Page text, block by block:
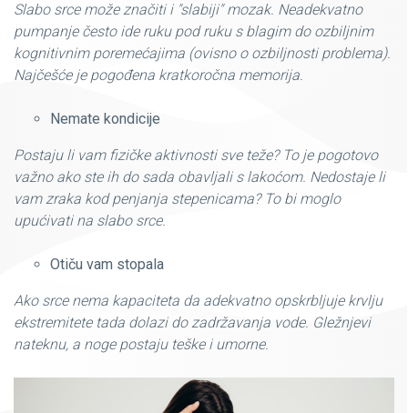
Slabo srce može značiti i "slabiji" mozak. Neadekvatno
pumpanje često ide ruku pod ruku s blagim do ozbiljnim
kognitivnim poremećajima (ovisno o ozbiljnosti problema).
Najčešće je pogođena kratkoročna memorija.
Nemate kondicije
Postaju li vam fizičke aktivnosti sve teže? To je pogotovo
važno ako ste ih do sada obavljali s lakoćom. Nedostaje li
vam zraka kod penjanja stepenicama? To bi moglo
upućivati na slabo srce.
Otiču vam stopala
Ako srce nema kapaciteta da adekvatno opskrbljuje krvlju
ekstremitete tada dolazi do zadržavanja vode. Gležnjevi
nateknu, a noge postaju teške i umorne.